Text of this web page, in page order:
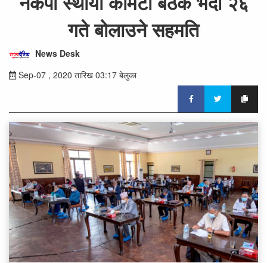
गते बोलाउने सहमति
News Desk
Sep-07 , 2020 तारिख 03:17 बेलुका